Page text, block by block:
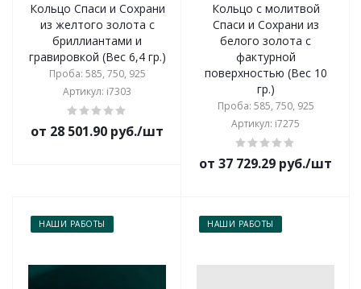
Кольцо Спаси и Сохрани
из желтого золота с
бриллиантами и
гравировкой (Вес 6,4 гр.)
Проба: 585, 750, 925
Артикул: i7303
от 28 501.90 руб./шт
Кольцо с молитвой
Спаси и Сохрани из
белого золота с
фактурной
поверхностью (Вес 10
гр.)
Проба: 585, 750, 925
Артикул: i7275
от 37 729.29 руб./шт
НАШИ РАБОТЫ НАШИ РАБОТЫ